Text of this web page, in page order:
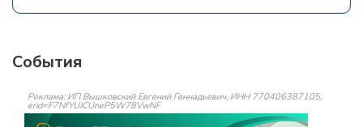
События
Реклама: ИП Вышковский Евгений Геннадьевич, ИНН 770406387105,
erid=F7NfYUJCUneP5W78VwNF